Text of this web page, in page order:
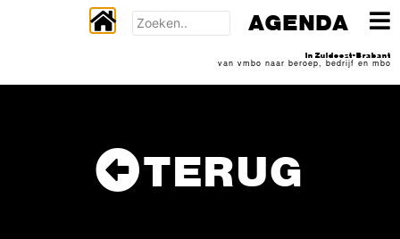
TERUG
AGENDA
In Zuidoost-Brabant
van vmbo naar beroep, bedrijf en mbo